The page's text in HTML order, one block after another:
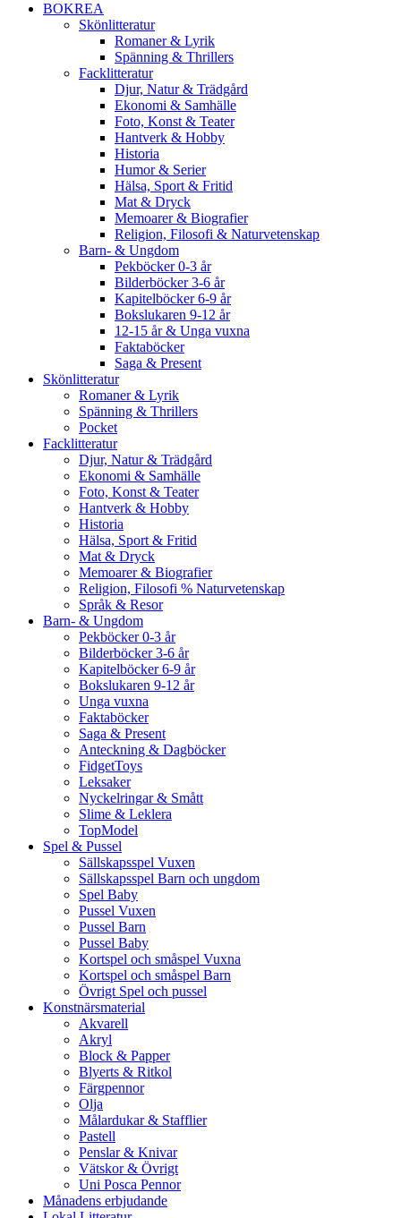
BOKREA
Skönlitteratur
Romaner & Lyrik
Spänning & Thrillers
Facklitteratur
Djur, Natur & Trädgård
Ekonomi & Samhälle
Foto, Konst & Teater
Hantverk & Hobby
Historia
Humor & Serier
Hälsa, Sport & Fritid
Mat & Dryck
Memoarer & Biografier
Religion, Filosofi & Naturvetenskap
Barn- & Ungdom
Pekböcker 0-3 år
Bilderböcker 3-6 år
Kapitelböcker 6-9 år
Bokslukaren 9-12 år
12-15 år & Unga vuxna
Faktaböcker
Saga & Present
Skönlitteratur
Romaner & Lyrik
Spänning & Thrillers
Pocket
Facklitteratur
Djur, Natur & Trädgård
Ekonomi & Samhälle
Foto, Konst & Teater
Hantverk & Hobby
Historia
Hälsa, Sport & Fritid
Mat & Dryck
Memoarer & Biografier
Religion, Filosofi % Naturvetenskap
Språk & Resor
Barn- & Ungdom
Pekböcker 0-3 år
Bilderböcker 3-6 år
Kapitelböcker 6-9 år
Bokslukaren 9-12 år
Unga vuxna
Faktaböcker
Saga & Present
Anteckning & Dagböcker
FidgetToys
Leksaker
Nyckelringar & Smått
Slime & Leklera
TopModel
Spel & Pussel
Sällskapsspel Vuxen
Sällskapsspel Barn och ungdom
Spel Baby
Pussel Vuxen
Pussel Barn
Pussel Baby
Kortspel och småspel Vuxna
Kortspel och småspel Barn
Övrigt Spel och pussel
Konstnärsmaterial
Akvarell
Akryl
Block & Papper
Blyerts & Ritkol
Färgpennor
Olja
Målardukar & Stafflier
Pastell
Penslar & Knivar
Vätskor & Övrigt
Uni Posca Pennor
Månadens erbjudande